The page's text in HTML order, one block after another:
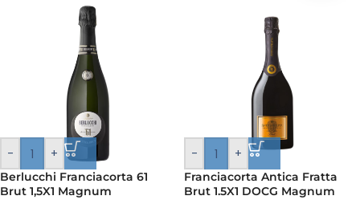
- +
Berlucchi Franciacorta 61
Brut 1,5X1 Magnum
- +
Franciacorta Antica Fratta
Brut 1.5X1 DOCG Magnum